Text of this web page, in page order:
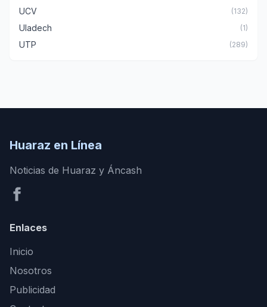
UCV (132)
Uladech (1)
UTP (289)
Huaraz en Línea
Noticias de Huaraz y Áncash
Enlaces
Inicio
Nosotros
Publicidad